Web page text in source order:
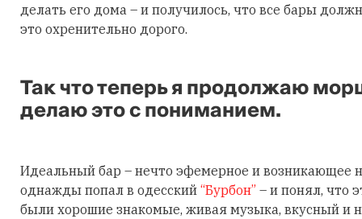
делать его дома – и получилось, что все бары
это охренительно дорого.
Так что теперь я продолжаю
делаю это с пониманием.
Идеальный бар – нечто эфемерное и возникающее
однажды попал в одесский “Бурбон” – и понял, что
были хорошие знакомые, живая музыка, вкусный и